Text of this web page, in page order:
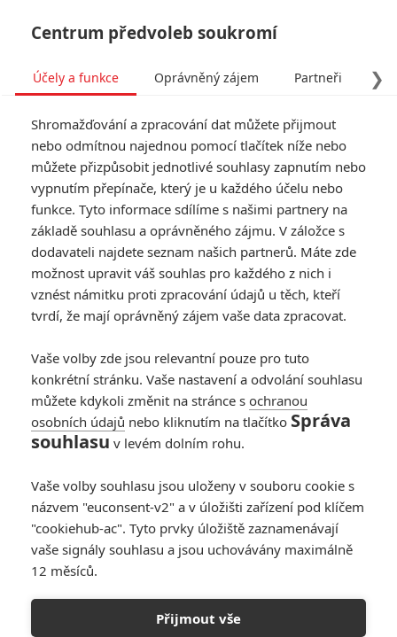
Tag: Jedd Whedon
ČLÁNKY FILMY(0) OSOBY(0) VIDEA (0)
Agents of S.H.I.E.L.D.
2: První teaser z
Comic-Conu
RECENZE FILMŮ
10
Schnirch nebarví hnus českých dějin
narůžovo
Centrum předvoleb soukromí
❯
Účely a funkce Oprávněný zájem Partneři
Shromažďování a zpracování dat můžete přijmout
nebo odmítnou najednou pomocí tlačítek níže nebo
můžete přizpůsobit jednotlivé souhlasy zapnutím nebo
vypnutím přepínače, který je u každého účelu nebo
funkce. Tyto informace sdílíme s našimi partnery na
základě souhlasu a oprávněného zájmu. V záložce s
dodavateli najdete seznam našich partnerů. Máte zde
možnost upravit váš souhlas pro každého z nich i
vznést námitku proti zpracování údajů u těch, kteří
tvrdí, že mají oprávněný zájem vaše data zpracovat.
Vaše volby zde jsou relevantní pouze pro tuto
konkrétní stránku. Vaše nastavení a odvolání souhlasu
můžete kdykoli změnit na stránce s ochranou
osobních údajů nebo kliknutím na tlačítko Správa
souhlasu v levém dolním rohu.
Vaše volby souhlasu jsou uloženy v souboru cookie s
názvem "euconsent-v2" a v úložišti zařízení pod klíčem
"cookiehub-ac". Tyto prvky úložiště zaznamenávají
vaše signály souhlasu a jsou uchovávány maximálně
12 měsíců.
Přijmout vše